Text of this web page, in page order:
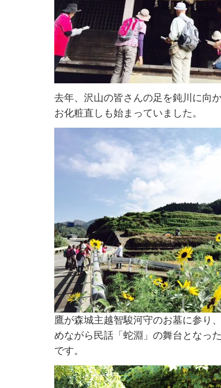
去年、沢山の皆さんの足を鈍川に向
お化粧直しも始まっていました。
鷹が森城主越智駿河守のお墓に参り
めながら民話「蛇淵」の舞台となっ
です。